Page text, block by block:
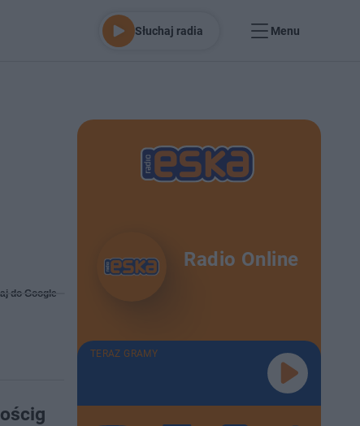
Słuchaj radia Menu
do Google
Radio Online
TERAZ GRAMY